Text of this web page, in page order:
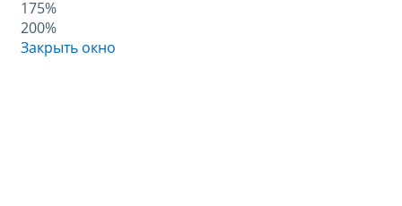
175%
200%
Закрыть окно